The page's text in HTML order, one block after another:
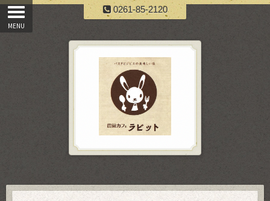
0261-85-2120